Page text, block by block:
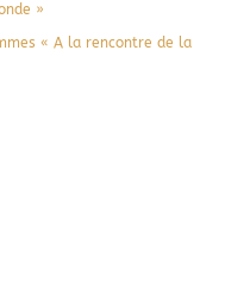
»
« A la rencontre de la